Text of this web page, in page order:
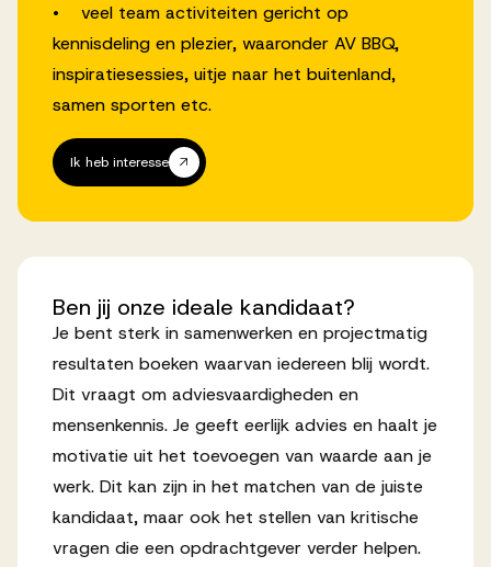
• veel team activiteiten gericht op
kennisdeling en plezier, waaronder AV BBQ,
inspiratiesessies, uitje naar het buitenland,
samen sporten etc.
Ik heb interesse
Ben jij onze ideale kandidaat?
Je bent sterk in samenwerken en projectmatig
resultaten boeken waarvan iedereen blij wordt.
Dit vraagt om adviesvaardigheden en
mensenkennis. Je geeft eerlijk advies en haalt je
motivatie uit het toevoegen van waarde aan je
werk. Dit kan zijn in het matchen van de juiste
kandidaat, maar ook het stellen van kritische
vragen die een opdrachtgever verder helpen.